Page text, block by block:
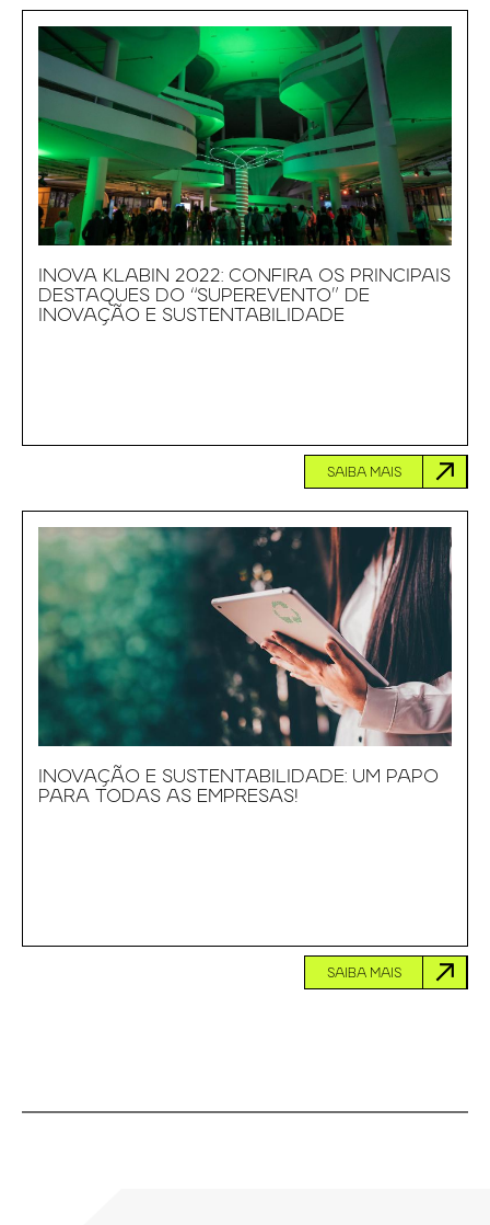
INOVA KLABIN 2022: CONFIRA OS PRINCIPAIS
DESTAQUES DO “SUPEREVENTO” DE
INOVAÇÃO E SUSTENTABILIDADE
SAIBA MAIS
INOVAÇÃO E SUSTENTABILIDADE: UM PAPO
PARA TODAS AS EMPRESAS!
SAIBA MAIS